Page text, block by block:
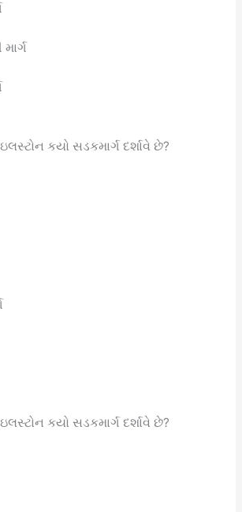
કયો સડકમાર્ગ દર્શાવે છે?
કયો સડકમાર્ગ દર્શાવે છે?